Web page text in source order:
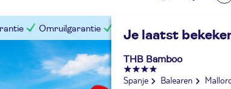
Omruilgarantie Slimme prijsgarantie